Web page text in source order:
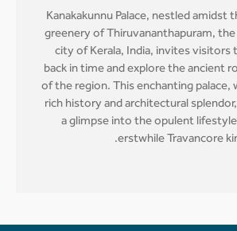
Kanakakunnu Palace, nestled amidst
greenery of Thiruvananthapuram, the
city of Kerala, India, invites visitors
back in time and explore the ancient
of the region. This enchanting palace,
rich history and architectural
a glimpse into the opulent
erstwhile Travancore